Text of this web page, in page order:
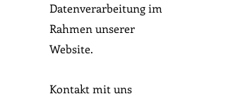
Datenverarbeitung im
Rahmen unserer
Website.
Kontakt mit uns